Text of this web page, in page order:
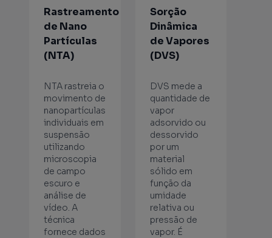
Rastreamento
de Nano
Partículas
(NTA)
NTA rastreia o
movimento de
nanopartículas
individuais em
suspensão
utilizando
microscopia
de campo
escuro e
análise de
vídeo. A
técnica
fornece dados
Sorção
Dinâmica
de Vapores
(DVS)
DVS mede a
quantidade de
vapor
adsorvido ou
dessorvido
por um
material
sólido em
função da
umidade
relativa ou
pressão de
vapor. É